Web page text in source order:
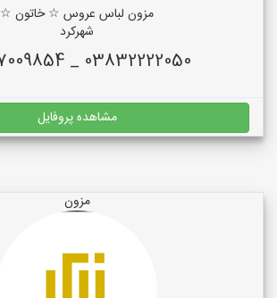
مزون لباس عروس ☆ خاتون ☆
شهرکرد
03832222050 _ 09027009854
مشاهده پروفایل
مزون